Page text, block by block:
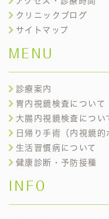
クリニックブログ
サイトマップ
MENU
診療案内
胃内視鏡検査について
大腸内視鏡検査につい
日帰り手術（内視鏡的
生活習慣病について
健康診断・予防接種
INFO